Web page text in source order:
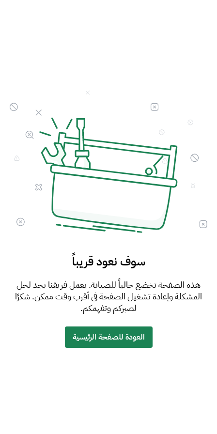
سوف نعود قريباً
هذه الصفحة تخضع حالياً للصيانة. يعمل فريقنا بجد لحل
المشكلة وإعادة تشغيل الصفحة في أقرب وقت ممكن. شكرًا
لصبركم وتفهمكم.
العودة للصفحة الرئيسية